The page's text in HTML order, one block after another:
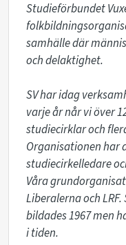
Studieförbundet
samhälle där
och delaktighet.
SV har idag
varje år når vi över
studiecirklar och
Organisationen har
studiecirkelledare
Våra
Liberalerna och
bildades 1967 men
i tiden.